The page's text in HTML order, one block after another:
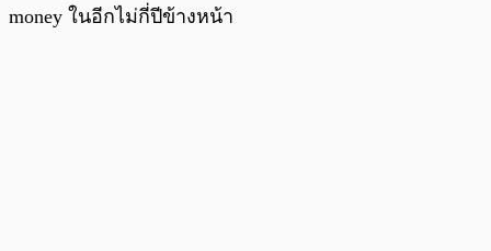
money ในอีกไม่กี่ปีข้างหน้า